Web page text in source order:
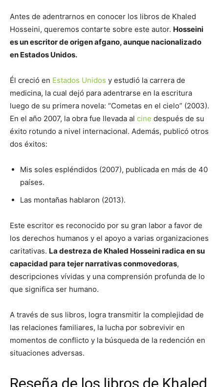
Antes de adentrarnos en conocer los libros de Khaled
Hosseini, queremos contarte sobre este autor. Hosseini
es un escritor de origen afgano, aunque nacionalizado
en Estados Unidos.
Él creció en Estados Unidos y estudió la carrera de
medicina, la cual dejó para adentrarse en la escritura
luego de su primera novela: “Cometas en el cielo” (2003).
En el año 2007, la obra fue llevada al cine después de su
éxito rotundo a nivel internacional. Además, publicó otros
dos éxitos:
Mis soles espléndidos (2007), publicada en más de 40
países.
Las montañas hablaron (2013).
Este escritor es reconocido por su gran labor a favor de
los derechos humanos y el apoyo a varias organizaciones
caritativas. La destreza de Khaled Hosseini radica en su
capacidad para tejer narrativas conmovedoras,
descripciones vívidas y una comprensión profunda de lo
que significa ser humano.
A través de sus libros, logra transmitir la complejidad de
las relaciones familiares, la lucha por sobrevivir en
momentos de conflicto y la búsqueda de la redención en
situaciones adversas.
Reseña de los libros de Khaled